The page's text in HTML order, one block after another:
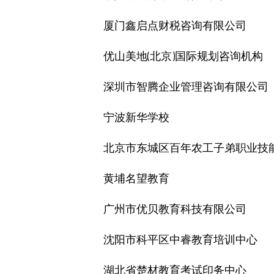
厦门鑫启点财税咨询有限公司
优山美地(北京)国际规划咨询机构
深圳市智腾企业管理咨询有限公司
宁波新华学校
北京市东城区百年农工子弟职业技
黄埔名望教育
广州市优贝教育科技有限公司
沈阳市科平区中睿教育培训中心
湖北省楚材教育考试印务中心